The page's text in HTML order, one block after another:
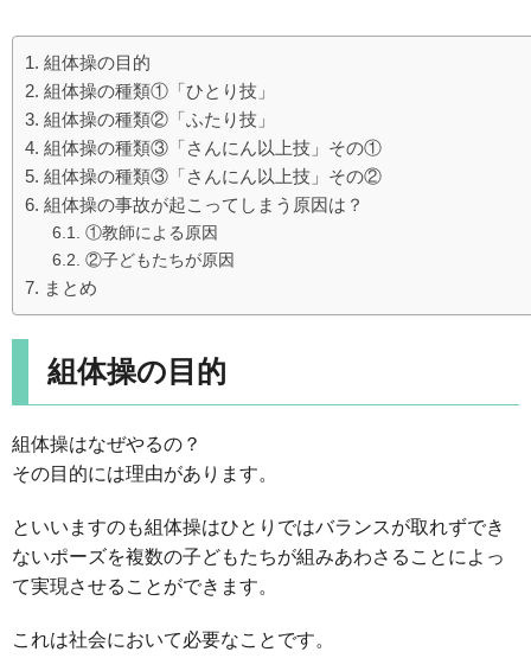
組体操の目的
組体操の種類①「ひとり技」
組体操の種類②「ふたり技」
組体操の種類③「さんにん以上技」その①
組体操の種類③「さんにん以上技」その②
組体操の事故が起こってしまう原因は？
①教師による原因
②子どもたちが原因
まとめ
組体操の目的
組体操はなぜやるの？
その目的には理由があります。
といいますのも組体操はひとりではバランスが取れずでき
ないポーズを複数の子どもたちが組みあわさることによっ
て実現させることができます。
これは社会において必要なことです。